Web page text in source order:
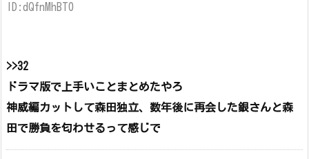
ID:dQfnMhBT0
>>32
ドラマ版で上手いことまとめたやろ
神威編カットして森田独立、数年後に再会した銀さんと森
田で勝負を匂わせるって感じで